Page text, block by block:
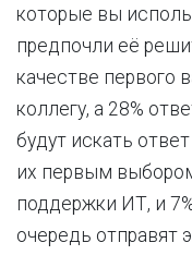
которые вы
предпочли её
качестве первого
коллегу, а 28%
будут искать
их первым
поддержки ИТ, и
очередь отправят